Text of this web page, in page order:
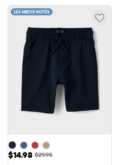
LES MIEUX NOTÉS
Prix ​​de vente: $14.98
$14.98 Prix ​​d'origine: $29.95
$29.95